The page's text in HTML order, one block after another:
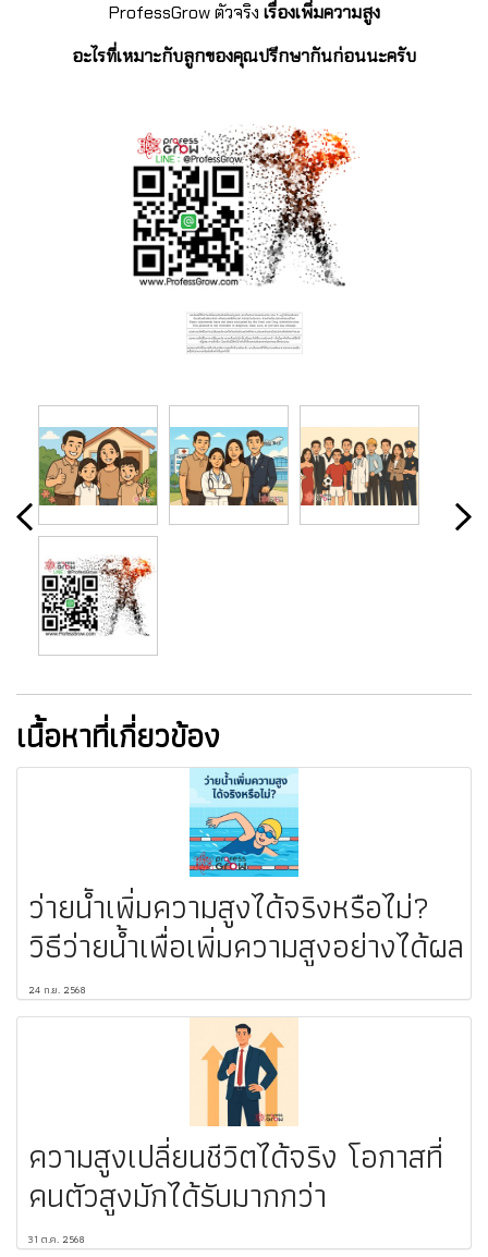
ProfessGrowตัวจริง เรื่องเพิ่มความสูง
อะไรที่เหมาะกับลูกของคุณปรึกษากันก่อนนะครับ
เนื้อหาที่เกี่ยวข้อง
ว่ายน้ำเพิ่มความสูงได้จริงหรือไม่?
วิธีว่ายน้ำเพื่อเพิ่มความสูงอย่างได้ผล
24 ก.ย. 2568
ความสูงเปลี่ยนชีวิตได้จริง โอกาสที่
คนตัวสูงมักได้รับมากกว่า
31 ต.ค. 2568